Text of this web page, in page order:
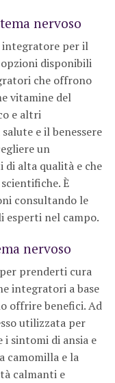
nervoso
per il
disponibili
che offrono
vitamine del
e altri
e il benessere
un
alta qualità e che
È
consultando le
esperti nel campo.
nervoso
prenderti cura
integratori a base
offrire benefici. Ad
utilizzata per
i sintomi di ansia e
camomilla e la
calmanti e